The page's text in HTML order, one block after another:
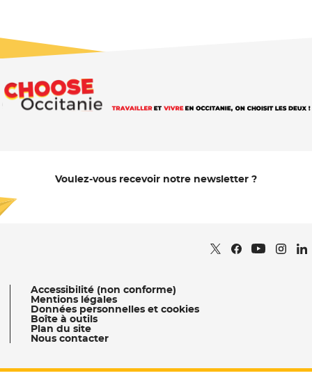
Voulez-vous recevoir notre newsletter ?
Retrouvez nous sur
- Nouvelle fenêtre
Retrouvez
- Nouvelle
Retrouvez
- -
Accessibilité (non conforme)
Mentions légales
Données personnelles et cookies
Boîte à outils
Plan du site
Nous contacter